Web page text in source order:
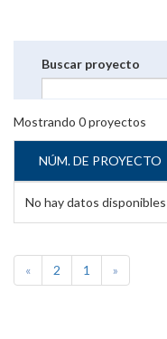
Buscar proyecto
Mostrando 0proyectos
NÚM. DE PROYECTO
No hay datos disponibles
« 2 1 »